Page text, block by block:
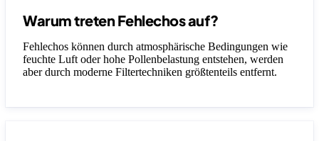
Warum treten Fehlechos auf?
Fehlechos können durch atmosphärische Bedingungen wie
feuchte Luft oder hohe Pollenbelastung entstehen, werden
aber durch moderne Filtertechniken größtenteils entfernt.